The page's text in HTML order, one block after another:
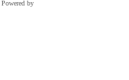
Powered by